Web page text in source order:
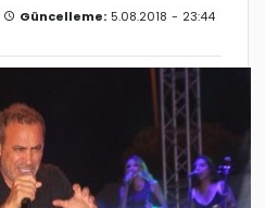
Güncelleme: 5.08.2018 - 23:44